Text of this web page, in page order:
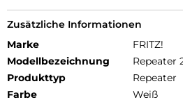
Zusätzliche Informationen
Marke
FRITZ!
Modellbezeichnung
Repeater
Produkttyp
Repeater
Farbe
Weiß